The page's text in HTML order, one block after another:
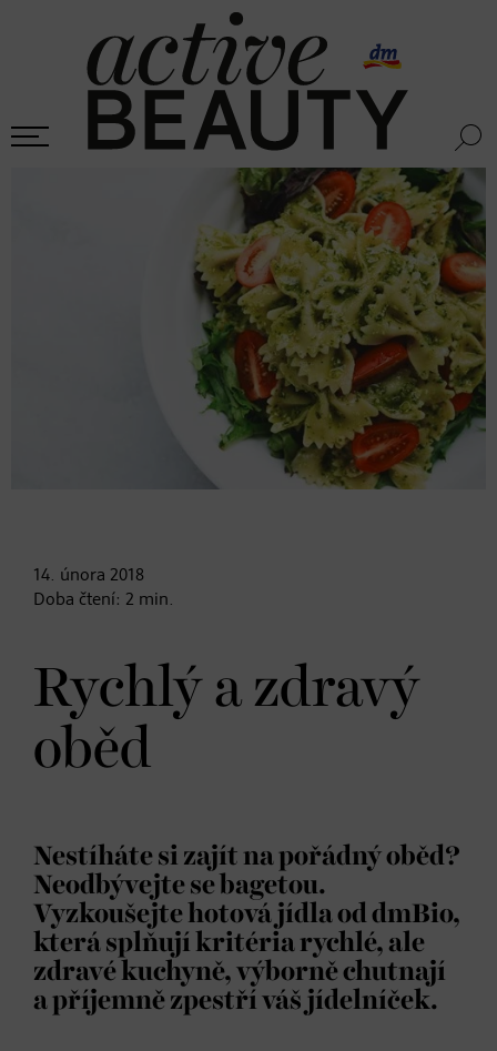
14. února 2018
Doba čtení: 2 min.
Rychlý a zdravý
oběd
Nestíháte si zajít na pořádný oběd?
Neodbývejte se bagetou.
Vyzkoušejte hotová jídla od dmBio,
která splňují kritéria rychlé, ale
zdravé kuchyně, výborně chutnají
a příjemně zpestří váš jídelníček.